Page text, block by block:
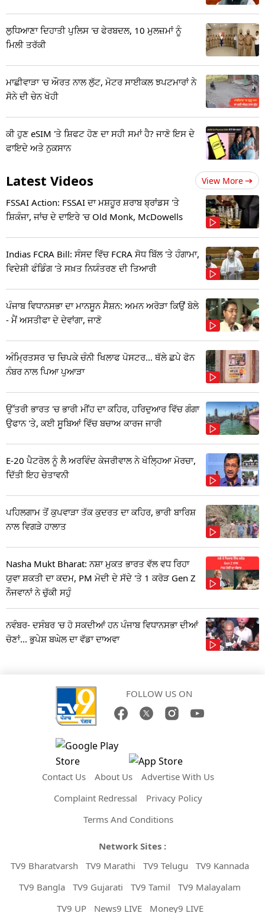
ਲੁਧਿਆਣਾ ਦਿਹਾਤੀ ਪੁਲਿਸ 'ਚ ਫੇਰਬਦਲ, 10 ਮੁਲਜ਼ਮਾਂ ਨੂੰ
ਮਿਲੀ ਤਰੱਕੀ
ਮਾਛੀਵਾੜਾ 'ਚ ਔਰਤ ਨਾਲ ਲੁੱਟ, ਮੋਟਰ ਸਾਈਕਲ ਝਪਟਮਾਰਾਂ ਨੇ
ਸੋਨੇ ਦੀ ਚੇਨ ਖੋਹੀ
ਕੀ ਹੁਣ eSIM 'ਤੇ ਸ਼ਿਫਟ ਹੋਣ ਦਾ ਸਹੀ ਸਮਾਂ ਹੈ? ਜਾਣੋ ਇਸ ਦੇ
ਫਾਇਦੇ ਅਤੇ ਨੁਕਸਾਨ
Latest Videos View More
FSSAI Action: FSSAI ਦਾ ਮਸ਼ਹੂਰ ਸ਼ਰਾਬ ਬ੍ਰਾਂਡਸ 'ਤੇ
ਸ਼ਿਕੰਜਾ, ਜਾਂਚ ਦੇ ਦਾਇਰੇ 'ਚ Old Monk, McDowells
Indias FCRA Bill: ਸੰਸਦ ਵਿੱਚ FCRA ਸੋਧ ਬਿੱਲ 'ਤੇ ਹੰਗਾਮਾ,
ਵਿਦੇਸ਼ੀ ਫੰਡਿੰਗ 'ਤੇ ਸਖ਼ਤ ਨਿਯੰਤਰਣ ਦੀ ਤਿਆਰੀ
ਪੰਜਾਬ ਵਿਧਾਨਸਭਾ ਦਾ ਮਾਨਸੂਨ ਸੈਸ਼ਨ: ਅਮਨ ਅਰੋੜਾ ਕਿਉਂ ਬੋਲੇ
- ਮੈਂ ਅਸਤੀਫਾ ਦੇ ਦੇਵਾਂਗਾ, ਜਾਣੋ
ਅੰਮ੍ਰਿਤਸਰ 'ਚ ਚਿਪਕੇ ਚੰਨੀ ਖਿਲਾਫ ਪੋਸਟਰ... ਥੱਲੇ ਛਪੇ ਫੋਨ
ਨੰਬਰ ਨਾਲ ਪਿਆ ਪੁਆੜਾ
ਉੱਤਰੀ ਭਾਰਤ 'ਚ ਭਾਰੀ ਮੀਂਹ ਦਾ ਕਹਿਰ, ਹਰਿਦੁਆਰ ਵਿੱਚ ਗੰਗਾ
ਉਫਾਨ 'ਤੇ, ਕਈ ਸੂਬਿਆਂ ਵਿੱਚ ਬਚਾਅ ਕਾਰਜ ਜਾਰੀ
E-20 ਪੈਟਰੋਲ ਨੂੰ ਲੈ ਅਰਵਿੰਦ ਕੇਜਰੀਵਾਲ ਨੇ ਖੋਲ੍ਹਿਆ ਮੋਰਚਾ,
ਦਿੱਤੀ ਇਹ ਚੇਤਾਵਨੀ
ਪਹਿਲਗਾਮ ਤੋਂ ਕੁਪਵਾੜਾ ਤੱਕ ਕੁਦਰਤ ਦਾ ਕਹਿਰ, ਭਾਰੀ ਬਾਰਿਸ਼
ਨਾਲ ਵਿਗੜੇ ਹਾਲਾਤ
Nasha Mukt Bharat: ਨਸ਼ਾ ਮੁਕਤ ਭਾਰਤ ਵੱਲ ਵਧ ਰਿਹਾ
ਯੁਵਾ ਸ਼ਕਤੀ ਦਾ ਕਦਮ, PM ਮੋਦੀ ਦੇ ਸੱਦੇ 'ਤੇ 1 ਕਰੋੜ Gen Z
ਨੌਜਵਾਨਾਂ ਨੇ ਚੁੱਕੀ ਸਹੁੰ
ਨਵੰਬਰ- ਦਸੰਬਰ 'ਚ ਹੋ ਸਕਦੀਆਂ ਹਨ ਪੰਜਾਬ ਵਿਧਾਨਸਭਾ ਦੀਆਂ
ਚੋਣਾਂ... ਭੁਪੇਸ਼ ਬਘੇਲ ਦਾ ਵੱਡਾ ਦਾਅਵਾ
FOLLOW US ON
Contact Us About Us
Advertise With Us
Complaint Redressal
Privacy Policy
Terms And Conditions
Network Sites :
TV9 Bharatvarsh
TV9 Marathi TV9 Telugu
TV9 Kannada
TV9 Bangla
TV9 Gujarati TV9 Tamil
TV9 Malayalam
TV9 UP
News9 LIVE Money9 LIVE